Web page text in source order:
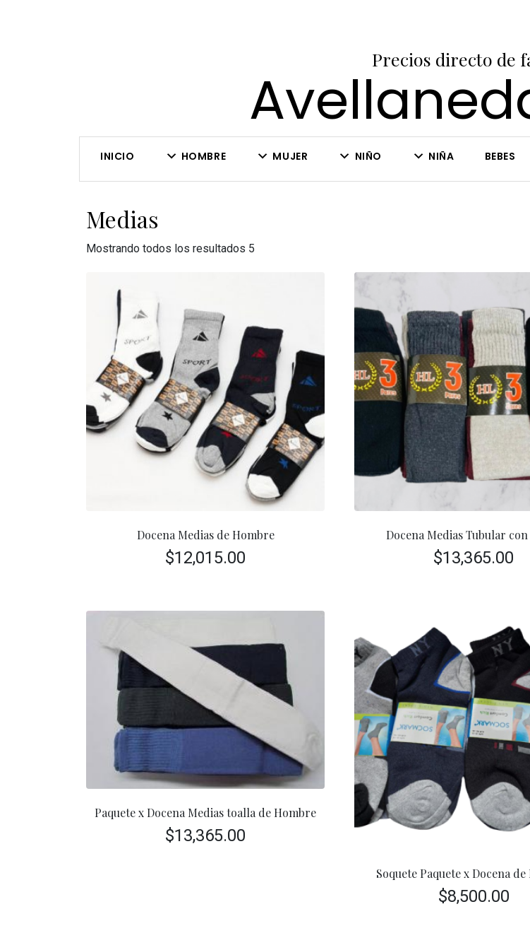
Precios directo de
INICIO HOMBRE MUJER NIÑO NIÑA BEBES
Medias
Mostrando todos los resultados 5
Docena Medias de Hombre
$12,015.00
Docena Medias Tubular
$13,365.00
Paquete x Docena Medias toalla de Hombre
$13,365.00
Soquete Paquete x Docena
$8,500.00